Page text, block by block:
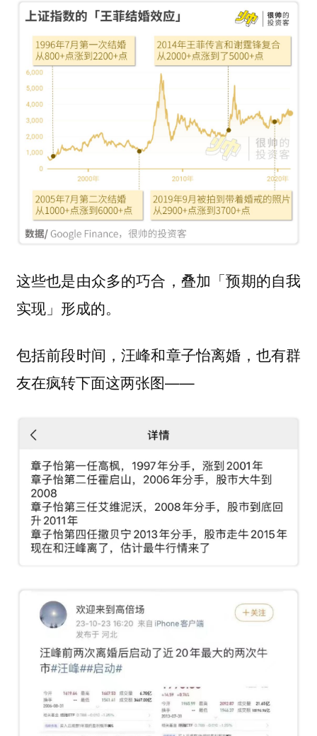
这些也是由众多的巧合，叠加「预期的自我
实现」形成的。
包括前段时间，汪峰和章子怡离婚，也有群
友在疯转下面这两张图——